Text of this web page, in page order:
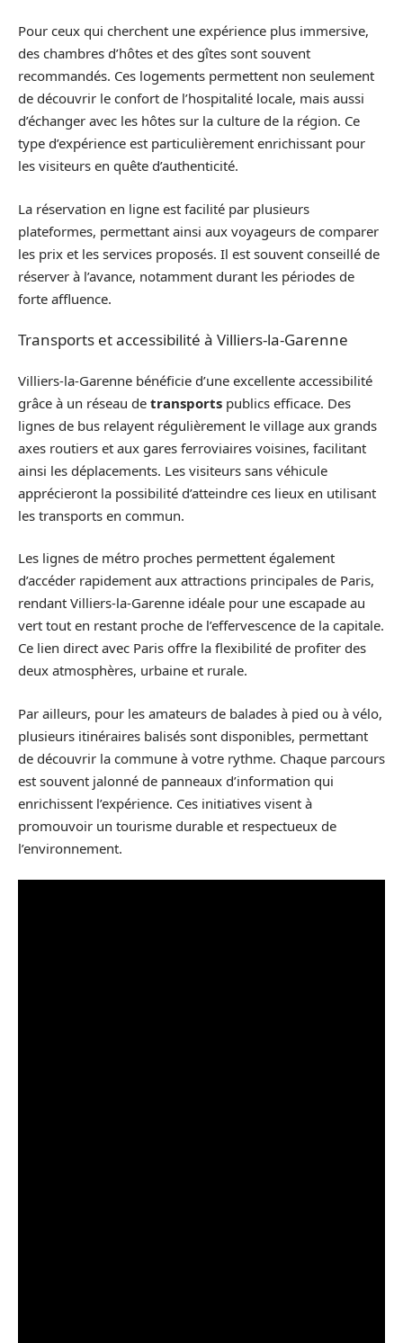
Pour ceux qui cherchent une expérience plus immersive,
des chambres d’hôtes et des gîtes sont souvent
recommandés. Ces logements permettent non seulement
de découvrir le confort de l’hospitalité locale, mais aussi
d’échanger avec les hôtes sur la culture de la région. Ce
type d’expérience est particulièrement enrichissant pour
les visiteurs en quête d’authenticité.
La réservation en ligne est facilité par plusieurs
plateformes, permettant ainsi aux voyageurs de comparer
les prix et les services proposés. Il est souvent conseillé de
réserver à l’avance, notamment durant les périodes de
forte affluence.
Transports et accessibilité à Villiers-la-Garenne
Villiers-la-Garenne bénéficie d’une excellente accessibilité
grâce à un réseau de transports publics efficace. Des
lignes de bus relayent régulièrement le village aux grands
axes routiers et aux gares ferroviaires voisines, facilitant
ainsi les déplacements. Les visiteurs sans véhicule
apprécieront la possibilité d’atteindre ces lieux en utilisant
les transports en commun.
Les lignes de métro proches permettent également
d’accéder rapidement aux attractions principales de Paris,
rendant Villiers-la-Garenne idéale pour une escapade au
vert tout en restant proche de l’effervescence de la capitale.
Ce lien direct avec Paris offre la flexibilité de profiter des
deux atmosphères, urbaine et rurale.
Par ailleurs, pour les amateurs de balades à pied ou à vélo,
plusieurs itinéraires balisés sont disponibles, permettant
de découvrir la commune à votre rythme. Chaque parcours
est souvent jalonné de panneaux d’information qui
enrichissent l’expérience. Ces initiatives visent à
promouvoir un tourisme durable et respectueux de
l’environnement.